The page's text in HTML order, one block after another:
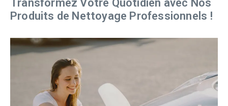
Transformez Votre Quotidien avec Nos
Produits de Nettoyage Professionnels !